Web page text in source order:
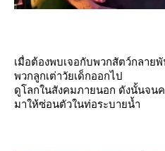
เมื่อต้องพบเจอกับพวกสัตว์กลาย
พวกลูกเต่าวัยเด็กออกไป
ดูโลกในสังคมภายนอก ดังนั้นจนค
มาให้ซ่อนตัวในท่อระบายน้ำ